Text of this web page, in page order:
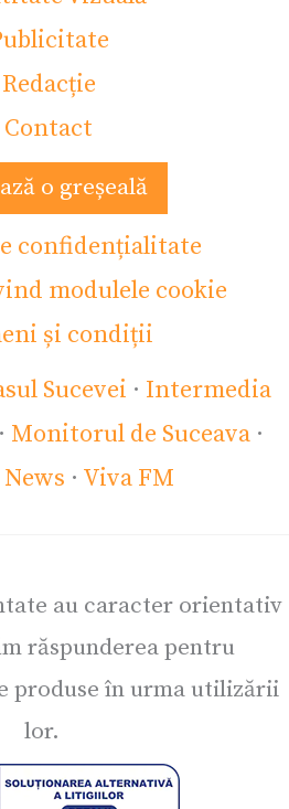
Redacție
Contact
o greșeală
confidențialitate
modulele cookie
și condiții
Sucevei · Intermedia
· Monitorul de Suceava ·
News · Viva FM
au caracter orientativ
răspunderea pentru
produse în urma utilizării
lor.